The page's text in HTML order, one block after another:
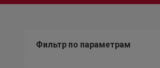
Фильтр по параметрам